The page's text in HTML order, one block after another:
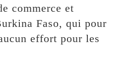
commerce et
Faso, qui pour
effort pour les